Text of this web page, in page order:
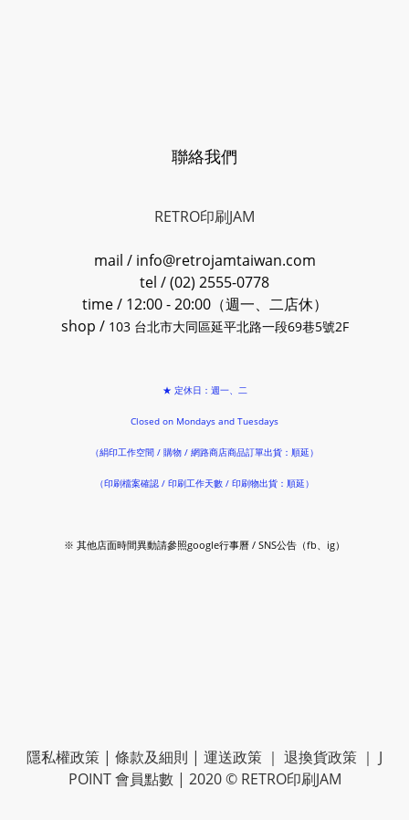
聯絡我們
RETRO印刷JAM
mail / info@retrojamtaiwan.com
tel / (02) 2555-0778
time / 12:00 - 20:00（週一、二店休）
shop / 103 台北市大同區延平北路一段69巷5號2F
★ 定休日：週一、二
Closed on Mondays and Tuesdays
（絹印工作空間 / 購物 / 網路商店商品訂單出貨：順延）
（印刷檔案確認 / 印刷工作天數 / 印刷物出貨：順延）
※ 其他店面時間異動請參照google行事曆 / SNS公告（fb、ig）
隱私權政策 | 條款及細則 | 運送政策 ｜ 退換貨政策 ｜ J
POINT 會員點數 | 2020 © RETRO印刷JAM